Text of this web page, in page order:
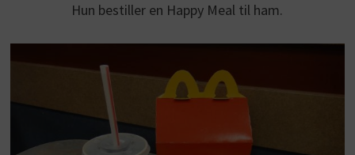
Hun bestiller en Happy Meal til ham.